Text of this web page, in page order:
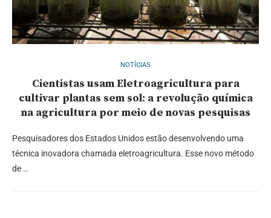
NOTÍCIAS
Cientistas usam Eletroagricultura para
cultivar plantas sem sol: a revolução química
na agricultura por meio de novas pesquisas
Pesquisadores dos Estados Unidos estão desenvolvendo uma
técnica inovadora chamada eletroagricultura. Esse novo método
de …